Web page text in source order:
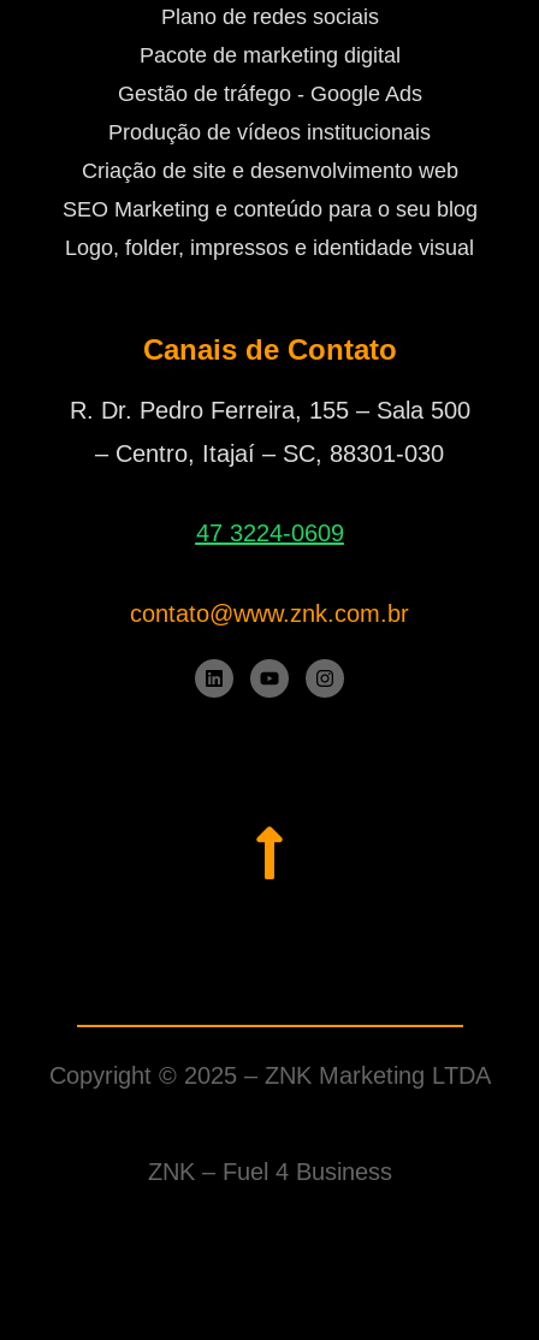
Plano de redes sociais
Pacote de marketing digital
Gestão de tráfego - Google Ads
Produção de vídeos institucionais
Criação de site e desenvolvimento web
SEO Marketing e conteúdo para o seu blog
Logo, folder, impressos e identidade visual
Canais de Contato
R. Dr. Pedro Ferreira, 155 – Sala 500
– Centro, Itajaí – SC, 88301-030
47 3224-0609
contato@www.znk.com.br
Copyright © 2025 – ZNK Marketing LTDA
ZNK – Fuel 4 Business